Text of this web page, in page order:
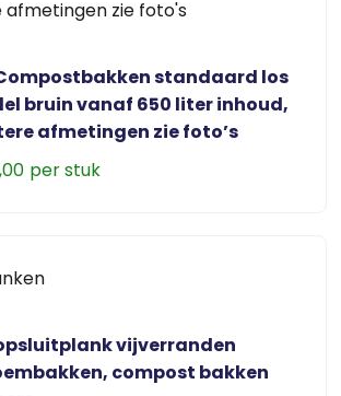
standaard los
bruin vanaf 650 liter inhoud,
afmetingen zie foto’s
vijverranden
compost bakken